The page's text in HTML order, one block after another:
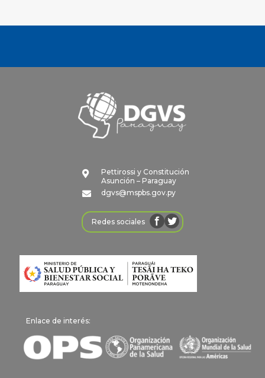

Pettirossi y Constitución
Asunción – Paraguay

dgvs@mspbs.gov.py
Redes sociales
Enlace de interés: